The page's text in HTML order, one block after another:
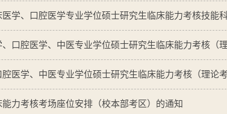
学、口腔医学专业学位硕士研究生临床能力考核技能
口腔医学、中医专业学位硕士研究生临床能力考核（
医学、中医专业学位硕士研究生临床能力考核（理论
力考核考场座位安排（校本部考区）的通知